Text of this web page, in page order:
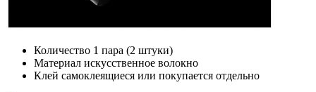
Количество 1 пара (2 штуки)
Материал искусственное волокно
Клей самоклеящиеся или покупается отдельно